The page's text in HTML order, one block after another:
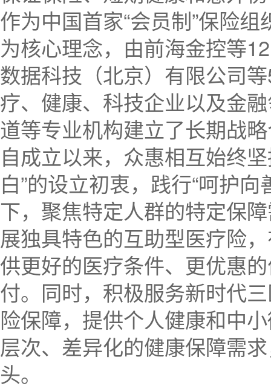
作为中国首家“会员制”保险
为核心理念，由前海金控等
数据科技（北京）有限公司
疗、健康、科技企业以及金
道等专业机构建立了长期战
自成立以来，众惠相互始终
白”的设立初衷，践行“呵护
下，聚焦特定人群的特定保
展独具特色的互助型医疗险
供更好的医疗条件、更优惠
付。同时，积极服务新时代
险保障，提供个人健康和中
层次、差异化的健康保障需
头。